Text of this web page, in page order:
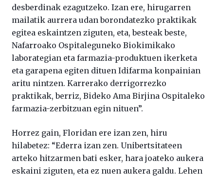
desberdinak ezagutzeko. Izan ere, hirugarren
mailatik aurrera udan borondatezko praktikak
egitea eskaintzen ziguten, eta, besteak beste,
Nafarroako Ospitaleguneko Biokimikako
laborategian eta farmazia-produktuen ikerketa
eta garapena egiten dituen Idifarma konpainian
aritu nintzen. Karrerako derrigorrezko
praktikak, berriz, Bideko Ama Birjina Ospitaleko
farmazia-zerbitzuan egin nituen”.
Horrez gain, Floridan ere izan zen, hiru
hilabetez: “Ederra izan zen. Unibertsitateen
arteko hitzarmen bati esker, hara joateko aukera
eskaini ziguten, eta ez nuen aukera galdu. Lehen